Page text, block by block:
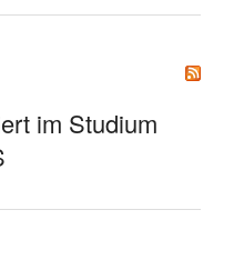
im Studium